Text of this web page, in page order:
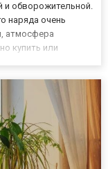
и обворожительной.
наряда очень
атмосфера
купить или